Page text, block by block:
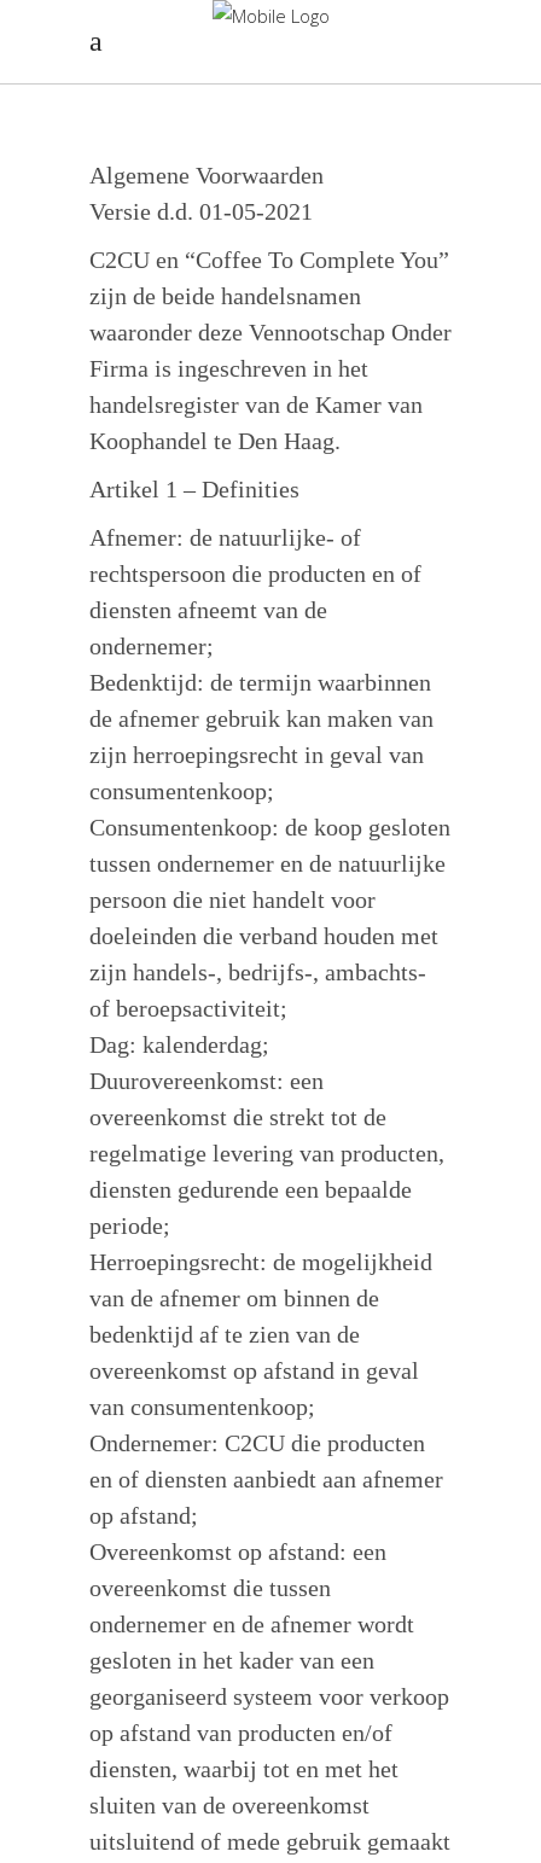
Algemene Voorwaarden
Versie d.d. 01-05-2021
C2CU en “Coffee To Complete You”
zijn de beide handelsnamen
waaronder deze Vennootschap Onder
Firma is ingeschreven in het
handelsregister van de Kamer van
Koophandel te Den Haag.
Artikel 1 – Definities
Afnemer: de natuurlijke- of
rechtspersoon die producten en of
diensten afneemt van de
ondernemer;
Bedenktijd: de termijn waarbinnen
de afnemer gebruik kan maken van
zijn herroepingsrecht in geval van
consumentenkoop;
Consumentenkoop: de koop gesloten
tussen ondernemer en de natuurlijke
persoon die niet handelt voor
doeleinden die verband houden met
zijn handels-, bedrijfs-, ambachts-
of beroepsactiviteit;
Dag: kalenderdag;
Duurovereenkomst: een
overeenkomst die strekt tot de
regelmatige levering van producten,
diensten gedurende een bepaalde
periode;
Herroepingsrecht: de mogelijkheid
van de afnemer om binnen de
bedenktijd af te zien van de
overeenkomst op afstand in geval
van consumentenkoop;
Ondernemer: C2CU die producten
en of diensten aanbiedt aan afnemer
op afstand;
Overeenkomst op afstand: een
overeenkomst die tussen
ondernemer en de afnemer wordt
gesloten in het kader van een
georganiseerd systeem voor verkoop
op afstand van producten en/of
diensten, waarbij tot en met het
sluiten van de overeenkomst
uitsluitend of mede gebruik gemaakt